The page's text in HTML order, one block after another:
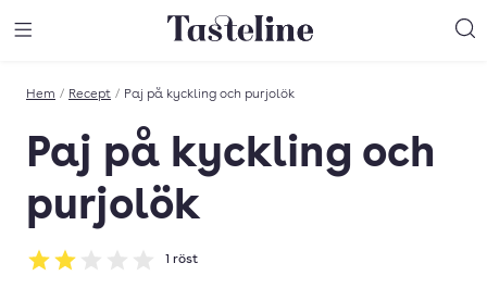
Till Tastelines startsida
Hem / Recept / Paj på kyckling och purjolök
Paj på kyckling och
purjolök
Betyg: 2 av 5
1 röst